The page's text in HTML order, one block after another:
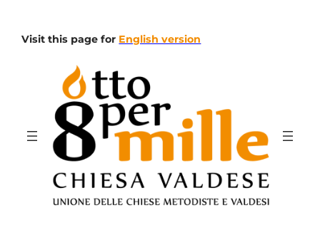
Visit this page for English version